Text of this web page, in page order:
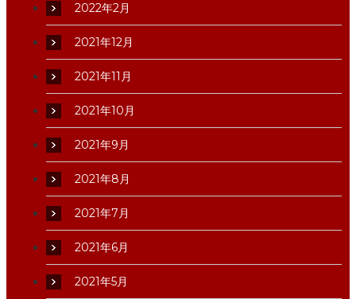
2022年2月
2021年12月
2021年11月
2021年10月
2021年9月
2021年8月
2021年7月
2021年6月
2021年5月